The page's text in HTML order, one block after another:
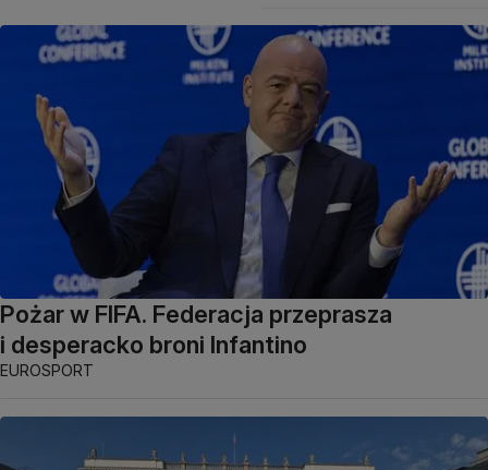
Pożar w FIFA. Federacja przeprasza
i desperacko broni Infantino
EUROSPORT